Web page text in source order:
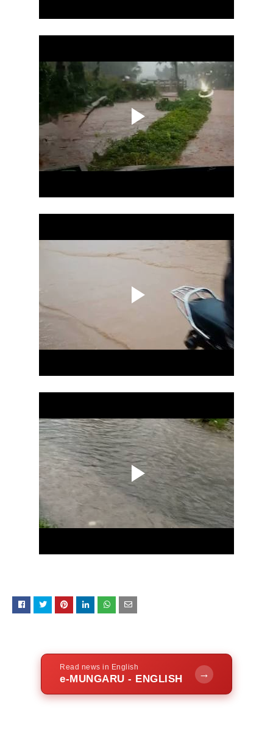
Read news in English
e-MUNGARU - ENGLISH →